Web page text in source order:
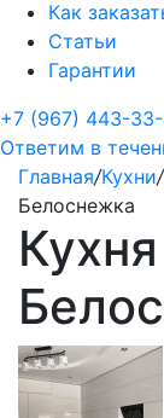
Как
Статьи
Гарантии
+7 (967) 443-
Ответим в
Главная/Кухни/
Белоснежка